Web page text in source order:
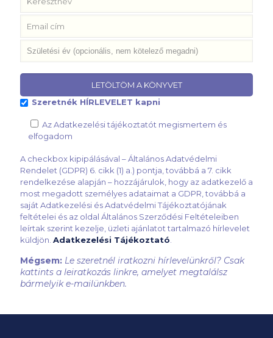
Szeretnék HÍRLEVELET kapni
Az Adatkezelési tájékoztatót megismertem és
elfogadom
A checkbox kipipálásával – Általános Adatvédelmi
Rendelet (GDPR) 6. cikk (1) a.) pontja, továbbá a 7. cikk
rendelkezése alapján – hozzájárulok, hogy az adatkezelő a
most megadott személyes adataimat a GDPR, továbbá a
saját Adatkezelési és Adatvédelmi Tájékoztatójának
feltételei és az oldal Általános Szerződési Feltételeiben
leírtak szerint kezelje, üzleti ajánlatot tartalmazó hírlevelet
küldjön. Adatkezelési Tájékoztató
Mégsem: Le szeretnél iratkozni hírlevelünkről? Csak
kattints a leiratkozás linkre, amelyet megtalálsz
bármelyik e-mailünkben.